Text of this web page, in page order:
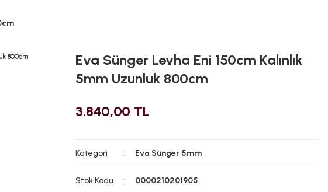
Eva Sünger Levha Eni 150cm Kalınlık
5mm Uzunluk 800cm
3.840,00 TL
Kategori Eva Sünger 5mm
Stok Kodu 0000210201905